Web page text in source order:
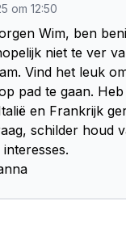
om 12:50
Wim, ben
niet te ver
Vind het leuk
pad te gaan.
en Frankrijk
schilder houd